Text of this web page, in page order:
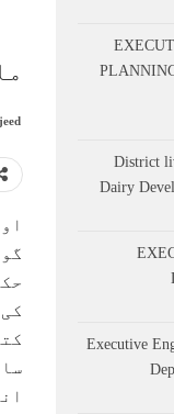
District
Dairy
Executive